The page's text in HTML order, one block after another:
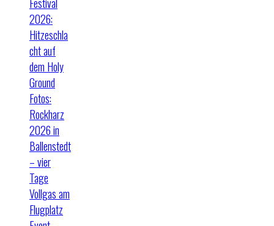
2026:
Hitzeschla
cht auf
dem Holy
Ground
Fotos:
Rockharz
2026 in
Ballenstedt
– vier
Tage
Vollgas am
Flugplatz